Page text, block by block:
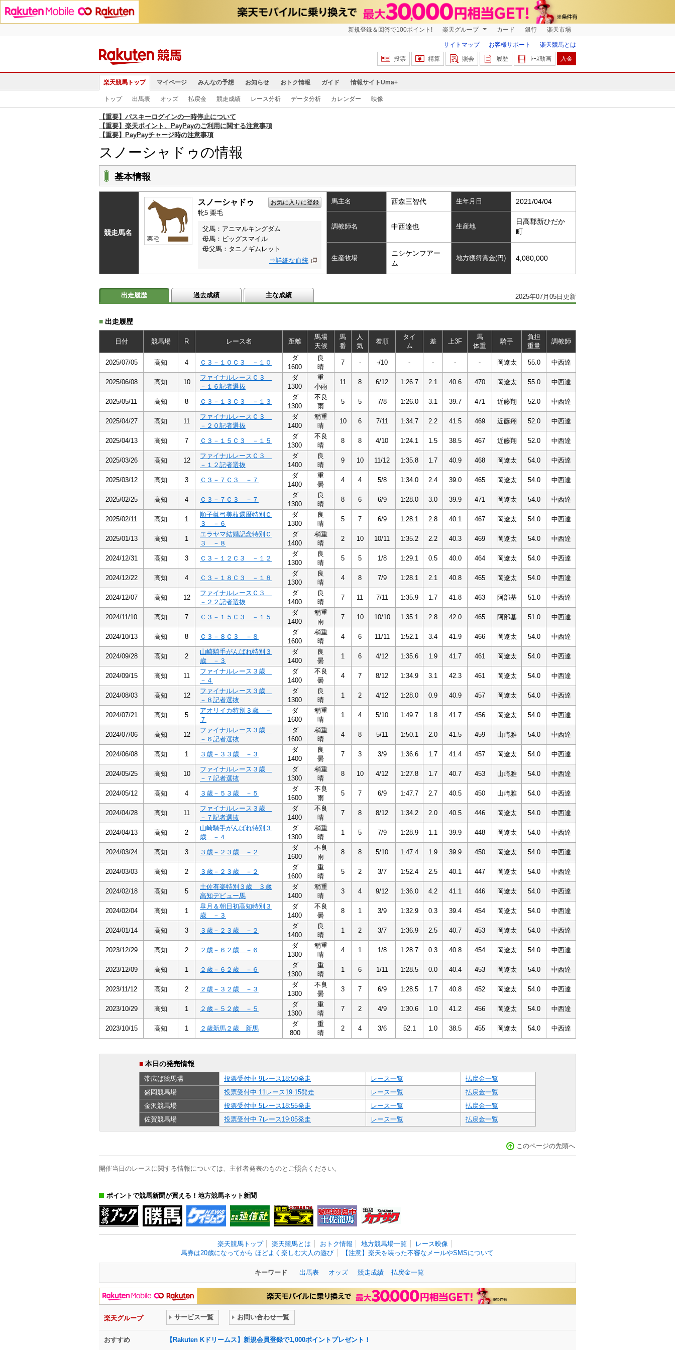
新規登録＆回答で100ポイント! 楽天グループ カード 銀行 楽天市場
サイトマップ お客様サポート
楽天競馬とは
投票
精算 照会 履歴 ﾚｰｽ動画 入金
楽天競馬トップ マイページ みんなの予想 お知らせ おトク情報 ガイド 情報サイトUma+
トップ 出馬表 オッズ 払戻金 競走成績 レース分析 データ分析 カレンダー 映像
【重要】パスキーログインの一時停止について
【重要】楽天ポイント、PayPayのご利用に関する注意事項
【重要】PayPayチャージ時の注意事項
スノーシャドゥの情報
基本情報
競走馬名
スノーシャドゥ お気に入りに登録
牝5 栗毛
父馬：アニマルキングダム
母馬：ビッグスマイル
母父馬：タニノギムレット
⇒詳細な血統
馬主名 西森三智代 生年月日 2021/04/04
調教師名 中西達也 生産地
日高郡新ひだか
町
生産牧場
ニシケンフアー
ム
地方獲得賞金(円) 4,080,000
2025年07月05日更新
出走履歴 過去成績 主な成績
■ 出走履歴
日付 競馬場 R レース名 距離
馬場
天候
馬
番
人
気
着順
タイ
ム
差 上3F
馬
体重
騎手
負担
重量
調教師
2025/07/05 高知 4 Ｃ３－１０Ｃ３ －１０
ダ
1600
良
晴
7 - -/10 - - - - 岡遼太 55.0 中西達
2025/06/08 高知 10
ファイナルレースＣ３
－１６記者選抜
ダ
1300
重
小雨
11 8 6/12 1:26.7 2.1 40.6 470 岡遼太 55.0 中西達
2025/05/11 高知 8 Ｃ３－１３Ｃ３ －１３
ダ
1300
不良
雨
5 5 7/8 1:26.0 3.1 39.7 471 近藤翔 52.0 中西達
2025/04/27 高知 11
ファイナルレースＣ３
－２０記者選抜
ダ
1400
稍重
晴
10 6 7/11 1:34.7 2.2 41.5 469 近藤翔 52.0 中西達
2025/04/13 高知 7 Ｃ３－１５Ｃ３ －１５
ダ
1300
不良
晴
8 8 4/10 1:24.1 1.5 38.5 467 近藤翔 52.0 中西達
2025/03/26 高知 12
ファイナルレースＣ３
－１２記者選抜
ダ
1400
良
晴
9 10 11/12 1:35.8 1.7 40.9 468 岡遼太 54.0 中西達
2025/03/12 高知 3 Ｃ３－７Ｃ３ －７
ダ
1400
重
曇
4 4 5/8 1:34.0 2.4 39.0 465 岡遼太 54.0 中西達
2025/02/25 高知 4 Ｃ３－７Ｃ３ －７
ダ
1300
良
晴
8 6 6/9 1:28.0 3.0 39.9 471 岡遼太 54.0 中西達
2025/02/11 高知 1
順子眞弓美枝還暦特別Ｃ
３ －６
ダ
1300
良
晴
5 7 6/9 1:28.1 2.8 40.1 467 岡遼太 54.0 中西達
2025/01/13 高知 1
エラヤマ結婚記念特別Ｃ
３ －８
ダ
1400
稍重
晴
2 10 10/11 1:35.2 2.2 40.3 469 岡遼太 54.0 中西達
2024/12/31 高知 3 Ｃ３－１２Ｃ３ －１２
ダ
1300
良
晴
5 5 1/8 1:29.1 0.5 40.0 464 岡遼太 54.0 中西達
2024/12/22 高知 4 Ｃ３－１８Ｃ３ －１８
ダ
1300
良
晴
4 8 7/9 1:28.1 2.1 40.8 465 岡遼太 54.0 中西達
2024/12/07 高知 12
ファイナルレースＣ３
－２２記者選抜
ダ
1400
良
晴
7 11 7/11 1:35.9 1.7 41.8 463 阿部基 51.0 中西達
2024/11/10 高知 7 Ｃ３－１５Ｃ３ －１５
ダ
1400
稍重
雨
7 10 10/10 1:35.1 2.8 42.0 465 阿部基 51.0 中西達
2024/10/13 高知 8 Ｃ３－８Ｃ３ －８
ダ
1600
稍重
晴
4 6 11/11 1:52.1 3.4 41.9 466 岡遼太 54.0 中西達
2024/09/28 高知 2
山崎騎手がんばれ特別３
歳 －３
ダ
1400
良
曇
1 6 4/12 1:35.6 1.9 41.7 461 岡遼太 54.0 中西達
2024/09/15 高知 11
ファイナルレース３歳
－４
ダ
1400
不良
曇
4 7 8/12 1:34.9 3.1 42.3 461 岡遼太 54.0 中西達
2024/08/03 高知 12
ファイナルレース３歳
－８記者選抜
ダ
1300
良
晴
1 2 4/12 1:28.0 0.9 40.9 457 岡遼太 54.0 中西達
2024/07/21 高知 5
アオリイカ特別３歳 －
７
ダ
1600
稍重
晴
1 4 5/10 1:49.7 1.8 41.7 456 岡遼太 54.0 中西達
2024/07/06 高知 12
ファイナルレース３歳
－６記者選抜
ダ
1600
稍重
晴
4 8 5/11 1:50.1 2.0 41.5 459 山崎雅 54.0 中西達
2024/06/08 高知 1 ３歳－３３歳 －３
ダ
1400
良
曇
7 3 3/9 1:36.6 1.7 41.4 457 岡遼太 54.0 中西達
2024/05/25 高知 10
ファイナルレース３歳
－７記者選抜
ダ
1300
稍重
晴
8 10 4/12 1:27.8 1.7 40.7 453 山崎雅 54.0 中西達
2024/05/12 高知 4 ３歳－５３歳 －５
ダ
1600
不良
雨
5 7 6/9 1:47.7 2.7 40.5 450 山崎雅 54.0 中西達
2024/04/28 高知 11
ファイナルレース３歳
－７記者選抜
ダ
1400
不良
晴
7 8 8/12 1:34.2 2.0 40.5 446 岡遼太 54.0 中西達
2024/04/13 高知 2
山崎騎手がんばれ特別３
歳 －４
ダ
1300
稍重
晴
1 5 7/9 1:28.9 1.1 39.9 448 岡遼太 54.0 中西達
2024/03/24 高知 3 ３歳－２３歳 －２
ダ
1600
不良
雨
8 8 5/10 1:47.4 1.9 39.9 450 岡遼太 54.0 中西達
2024/03/03 高知 2 ３歳－２３歳 －２
ダ
1600
重
晴
5 2 3/7 1:52.4 2.5 40.1 447 岡遼太 54.0 中西達
2024/02/18 高知 5
土佐有楽特別３歳 ３歳
高知デビュー馬
ダ
1400
稍重
晴
3 4 9/12 1:36.0 4.2 41.1 446 岡遼太 54.0 中西達
2024/02/04 高知 1
皐月＆朝日初高知特別３
歳 －３
ダ
1400
不良
曇
8 1 3/9 1:32.9 0.3 39.4 454 岡遼太 54.0 中西達
2024/01/14 高知 3 ３歳－２３歳 －２
ダ
1400
良
晴
1 2 3/7 1:36.9 2.5 40.7 453 岡遼太 54.0 中西達
2023/12/29 高知 2 ２歳－６２歳 －６
ダ
1300
稍重
晴
4 1 1/8 1:28.7 0.3 40.8 454 岡遼太 54.0 中西達
2023/12/09 高知 1 ２歳－６２歳 －６
ダ
1300
重
晴
1 6 1/11 1:28.5 0.0 40.4 453 岡遼太 54.0 中西達
2023/11/12 高知 2 ２歳－３２歳 －３
ダ
1300
不良
曇
3 7 6/9 1:28.5 1.7 40.8 452 岡遼太 54.0 中西達
2023/10/29 高知 1 ２歳－５２歳 －５
ダ
1300
重
晴
7 2 4/9 1:30.6 1.0 41.2 456 岡遼太 54.0 中西達
2023/10/15 高知 1 ２歳新馬２歳 新馬
ダ
800
重
晴
2 4 3/6 52.1 1.0 38.5 455 岡遼太 54.0 中西達
■ 本日の発売情報
帯広ば競馬場 投票受付中 9レース18:50発走 レース一覧
払戻金一覧
盛岡競馬場 投票受付中 11レース19:15発走 レース一覧
払戻金一覧
金沢競馬場 投票受付中 5レース18:55発走 レース一覧
払戻金一覧
佐賀競馬場 投票受付中 7レース19:05発走 レース一覧 払戻金一覧
このページの先頭へ
開催当日のレースに関する情報については、主催者発表のものとご照合ください。
ポイントで競馬新聞が買える！地方競馬ネット新聞
楽天競馬トップ 楽天競馬とは おトク情報 地方競馬場一覧
レース映像
馬券は20歳になってから ほどよく楽しむ大人の遊び
【注意】楽天を装った不審なメールやSMSについて
キーワード 出馬表 オッズ 競走成績 払戻金一覧
楽天グループ サービス一覧 お問い合わせ一覧
おすすめ 【Rakuten Kドリームス】新規会員登録で1,000ポイントプレゼント！